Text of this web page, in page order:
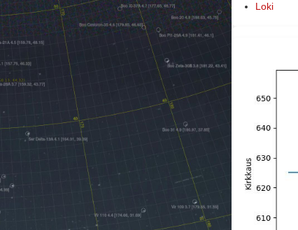
Loki